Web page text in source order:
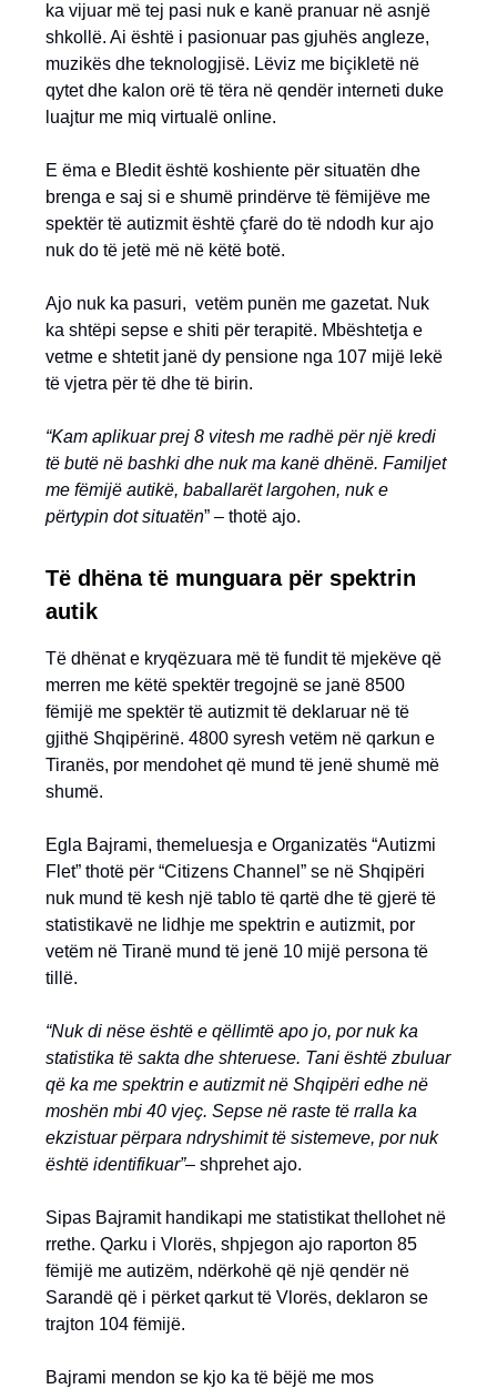
ka vijuar më tej pasi nuk e kanë pranuar në asnjë
shkollë. Ai është i pasionuar pas gjuhës angleze,
muzikës dhe teknologjisë. Lëviz me biçikletë në
qytet dhe kalon orë të tëra në qendër interneti duke
luajtur me miq virtualë online.
E ëma e Bledit është koshiente për situatën dhe
brenga e saj si e shumë prindërve të fëmijëve me
spektër të autizmit është çfarë do të ndodh kur ajo
nuk do të jetë më në këtë botë.
Ajo nuk ka pasuri, vetëm punën me gazetat. Nuk
ka shtëpi sepse e shiti për terapitë. Mbështetja e
vetme e shtetit janë dy pensione nga 107 mijë lekë
të vjetra për të dhe të birin.
“Kam aplikuar prej 8 vitesh me radhë për një kredi
të butë në bashki dhe nuk ma kanë dhënë. Familjet
me fëmijë autikë, baballarët largohen, nuk e
përtypin dot situatën” – thotë ajo.
Të dhëna të munguara për spektrin
autik
Të dhënat e kryqëzuara më të fundit të mjekëve që
merren me këtë spektër tregojnë se janë 8500
fëmijë me spektër të autizmit të deklaruar në të
gjithë Shqipërinë. 4800 syresh vetëm në qarkun e
Tiranës, por mendohet që mund të jenë shumë më
shumë.
Egla Bajrami, themeluesja e Organizatës “Autizmi
Flet” thotë për “Citizens Channel” se në Shqipëri
nuk mund të kesh një tablo të qartë dhe të gjerë të
statistikavë ne lidhje me spektrin e autizmit, por
vetëm në Tiranë mund të jenë 10 mijë persona të
tillë.
“Nuk di nëse është e qëllimtë apo jo, por nuk ka
statistika të sakta dhe shteruese. Tani është zbuluar
që ka me spektrin e autizmit në Shqipëri edhe në
moshën mbi 40 vjeç. Sepse në raste të rralla ka
ekzistuar përpara ndryshimit të sistemeve, por nuk
është identifikuar”– shprehet ajo.
Sipas Bajramit handikapi me statistikat thellohet në
rrethe. Qarku i Vlorës, shpjegon ajo raporton 85
fëmijë me autizëm, ndërkohë që një qendër në
Sarandë që i përket qarkut të Vlorës, deklaron se
trajton 104 fëmijë.
Bajrami mendon se kjo ka të bëjë me mos